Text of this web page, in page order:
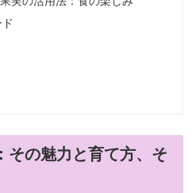
その魅力と育て方、そ